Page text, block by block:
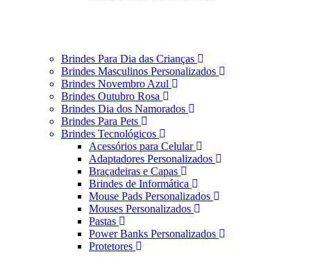
Brindes Para Dia das Crianças
Brindes Masculinos Personalizados
Brindes Novembro Azul
Brindes Outubro Rosa
Brindes Dia dos Namorados
Brindes Para Pets
Brindes Tecnológicos
Acessórios para Celular
Adaptadores Personalizados
Braçadeiras e Capas
Brindes de Informática
Mouse Pads Personalizados
Mouses Personalizados
Pastas
Power Banks Personalizados
Protetores